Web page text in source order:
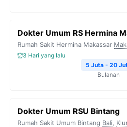
Dokter Umum RS Hermina
Rumah Sakit Hermina Makassar
3 Hari yang lalu
5 Juta - 20
Bulanan
Dokter Umum RSU Bintang
Rumah Sakit Umum Bintang Bali,